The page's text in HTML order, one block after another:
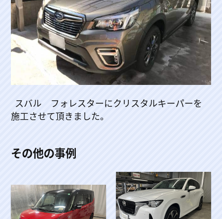
スバル フォレスターにクリスタルキーパーを
施工させて頂きました。
その他の事例